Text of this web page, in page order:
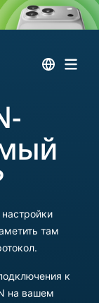
там
к
на вашем